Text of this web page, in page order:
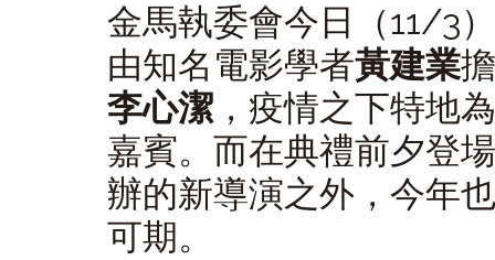
金馬執委會今日（11/3
由知名電影學者黃建業
李心潔，疫情之下特地
嘉賓。而在典禮前夕登
辦的新導演之外，今年
可期。